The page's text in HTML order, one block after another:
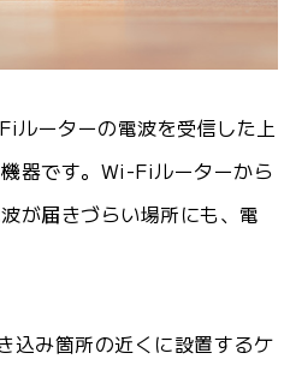
ルーターの電波を受信した上
器です。Wi-Fiルーターから
が届きづらい場所にも、電
込み箇所の近くに設置するケ